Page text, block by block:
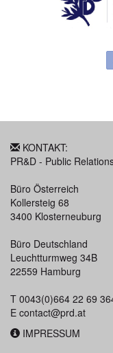
KONTAKT:
PR&D - Public
Büro Österreich
Kollersteig 68
3400 Klosterneuburg
Büro Deutschland
Leuchtturmweg 34B
22559 Hamburg
T 0043(0)664 22 69
E contact@prd.at
IMPRESSUM